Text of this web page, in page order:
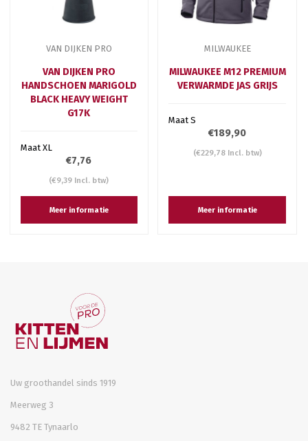
VAN DIJKEN PRO
VAN DIJKEN PRO
HANDSCHOEN MARIGOLD
BLACK HEAVY WEIGHT
G17K
Maat XL
€7,76
(€9,39 Incl. btw)
Meer informatie
MILWAUKEE
MILWAUKEE M12 PREMIUM
VERWARMDE JAS GRIJS
Maat S
€189,90
(€229,78 Incl. btw)
Meer informatie
Uw groothandel sinds 1919
Meerweg 3
9482 TE Tynaarlo